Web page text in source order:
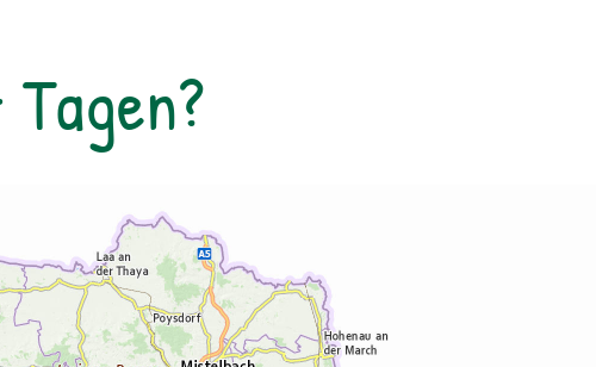
Kleidung (Sonnen-, Regen- und/oder
Windschutz), Trinkflasche Anmeldung bis
spätestens 16 Uhr des Vortages. Die Tour
flexibel zu gestalten und an die jeweiligen
Wetterbedingungen anzupassen.